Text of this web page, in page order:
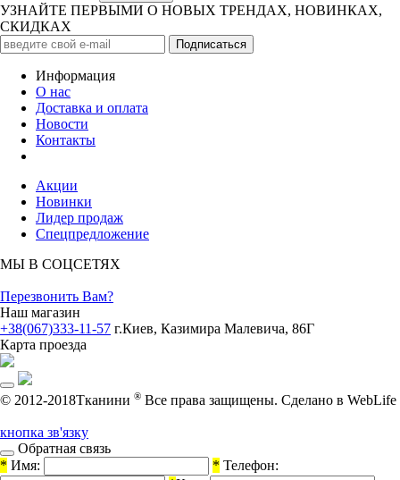
УЗНАЙТЕ ПЕРВЫМИ О НОВЫХ ТРЕНДАХ, НОВИНКАХ,
СКИДКАХ
Информация
О нас
Доставка и оплата
Новости
Контакты
Акции
Новинки
Лидер продаж
Спецпредложение
МЫ В СОЦСЕТЯХ
Перезвонить Вам?
Наш магазин
+38(067)333-11-57 г.Киев, Казимира Малевича, 86Г
Карта проезда
© 2012-2018Тканини ® Все права защищены. Cделано в WebLife
кнопка зв'язку
Обратная связь
* Имя: * Телефон: